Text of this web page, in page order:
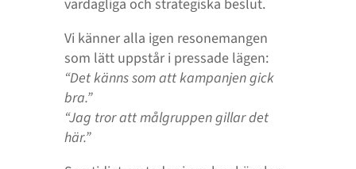
vardagliga och strategiska beslut.
Vi känner alla igen resonemangen
som lätt uppstår i pressade lägen:
“Det känns som att kampanjen gick
bra.”
“Jag tror att målgruppen gillar det
här.”